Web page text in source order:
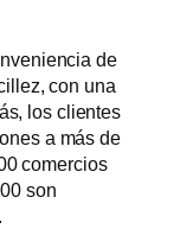
de
con una
los clientes
a más de
comercios
son